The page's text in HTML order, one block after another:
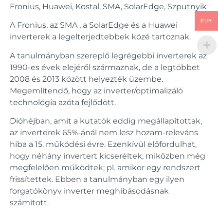
Fronius, Huawei, Kostal, SMA, SolarEdge, Szputnyik
A Fronius, az SMA , a SolarEdge és a Huawei
inverterek a legelterjedtebbek közé tartoznak.
A tanulmányban szereplő legrégebbi inverterek az
1990-es évek elejéről származnak, de a legtöbbet
2008 és 2013 között helyezték üzembe.
Megemlítendő, hogy az inverter/optimalizáló
technológia azóta fejlődött.
Dióhéjban, amit a kutatók eddig megállapítottak,
az inverterek 65%-ánál nem lesz hozam-releváns
hiba a 15. működési évre. Ezenkívül előfordulhat,
hogy néhány invertert kicseréltek, miközben még
megfelelően működtek; pl. amikor egy rendszert
frissítettek. Ebben a tanulmányban egy ilyen
forgatókönyv inverter meghibásodásnak
számított.
EUR